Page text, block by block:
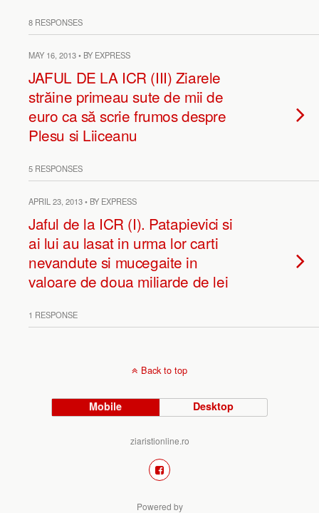
8 RESPONSES
MAY 16, 2013 • BY EXPRESS
JAFUL DE LA ICR (III) Ziarele
străine primeau sute de mii de
euro ca să scrie frumos despre
Plesu si Liiceanu
5 RESPONSES
APRIL 23, 2013 • BY EXPRESS
Jaful de la ICR (I). Patapievici si
ai lui au lasat in urma lor carti
nevandute si mucegaite in
valoare de doua miliarde de lei
1 RESPONSE
Back to top
Mobile Desktop
ziaristionline.ro
Powered by